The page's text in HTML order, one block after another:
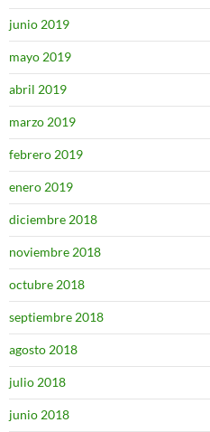
junio 2019
mayo 2019
abril 2019
marzo 2019
febrero 2019
enero 2019
diciembre 2018
noviembre 2018
octubre 2018
septiembre 2018
agosto 2018
julio 2018
junio 2018